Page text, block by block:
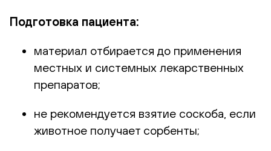
Подготовка пациента:
материал отбирается до применения
местных и системных лекарственных
препаратов;
не рекомендуется взятие соскоба, если
животное получает сорбенты;